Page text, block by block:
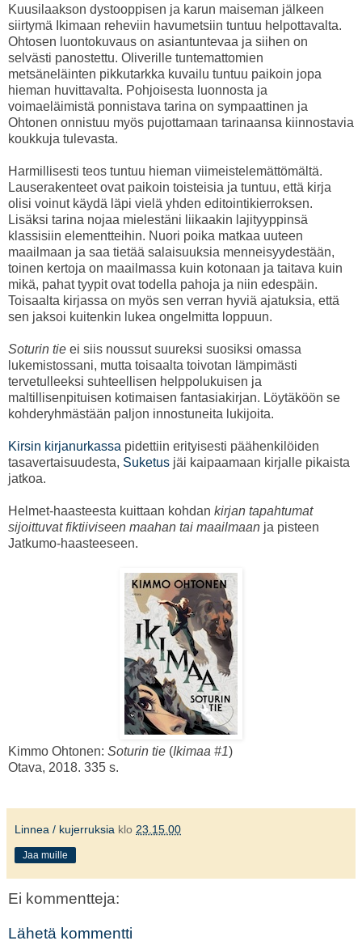
Kuusilaakson dystooppisen ja karun maiseman jälkeen
siirtymä Ikimaan reheviin havumetsiin tuntuu helpottavalta.
Ohtosen luontokuvaus on asiantuntevaa ja siihen on
selvästi panostettu. Oliverille tuntemattomien
metsäneläinten pikkutarkka kuvailu tuntuu paikoin jopa
hieman huvittavalta. Pohjoisesta luonnosta ja
voimaeläimistä ponnistava tarina on sympaattinen ja
Ohtonen onnistuu myös pujottamaan tarinaansa kiinnostavia
koukkuja tulevasta.
Harmillisesti teos tuntuu hieman viimeistelemättömältä.
Lauserakenteet ovat paikoin toisteisia ja tuntuu, että kirja
olisi voinut käydä läpi vielä yhden editointikierroksen.
Lisäksi tarina nojaa mielestäni liikaakin lajityyppinsä
klassisiin elementteihin. Nuori poika matkaa uuteen
maailmaan ja saa tietää salaisuuksia menneisyydestään,
toinen kertoja on maailmassa kuin kotonaan ja taitava kuin
mikä, pahat tyypit ovat todella pahoja ja niin edespäin.
Toisaalta kirjassa on myös sen verran hyviä ajatuksia, että
sen jaksoi kuitenkin lukea ongelmitta loppuun.
Soturin tie ei siis noussut suureksi suosiksi omassa
lukemistossani, mutta toisaalta toivotan lämpimästi
tervetulleeksi suhteellisen helppolukuisen ja
maltillisenpituisen kotimaisen fantasiakirjan. Löytäköön se
kohderyhmästään paljon innostuneita lukijoita.
Kirsin kirjanurkassa pidettiin erityisesti päähenkilöiden
tasavertaisuudesta, Suketus jäi kaipaamaan kirjalle pikaista
jatkoa.
Helmet-haasteesta kuittaan kohdan kirjan tapahtumat
sijoittuvat fiktiiviseen maahan tai maailmaan ja pisteen
Jatkumo-haasteeseen.
Kimmo Ohtonen: Soturin tie (Ikimaa #1)
Otava, 2018. 335 s.
Linnea / kujerruksia klo 23.15.00
Jaa muille
Ei kommentteja:
Lähetä kommentti